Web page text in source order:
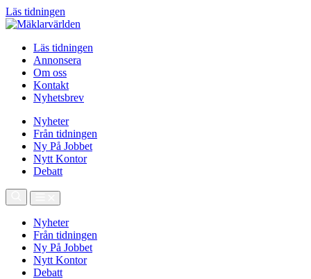
Läs tidningen
Läs tidningen
Annonsera
Om oss
Kontakt
Nyhetsbrev
Nyheter
Från tidningen
Ny På Jobbet
Nytt Kontor
Debatt
Nyheter
Från tidningen
Ny På Jobbet
Nytt Kontor
Debatt